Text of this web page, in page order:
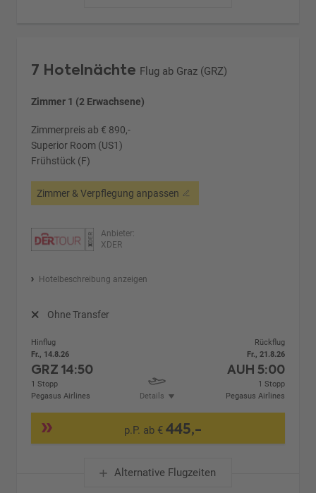
7 Hotelnächte Flug ab Graz (GRZ)
Zimmer 1 (2 Erwachsene)
Zimmerpreis ab € 890,-
Superior Room (US1)
Frühstück (F)
Zimmer & Verpflegung anpassen
Anbieter:
XDER
Hotelbeschreibung anzeigen
Ohne Transfer
Hinflug
Fr., 14.8.26
GRZ14:50
1 Stopp
Pegasus Airlines
Details
Rückflug
Fr., 21.8.26
AUH 5:00
1 Stopp
Pegasus Airlines
p.P. ab €445,-
Alternative Flugzeiten